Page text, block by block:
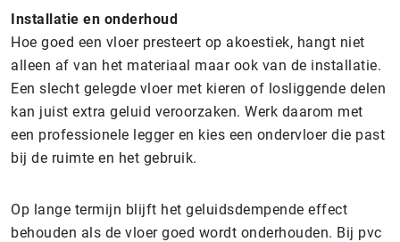
Installatie en onderhoud
Hoe goed een vloer presteert op akoestiek, hangt niet
alleen af van het materiaal maar ook van de installatie.
Een slecht gelegde vloer met kieren of losliggende delen
kan juist extra geluid veroorzaken. Werk daarom met
een professionele legger en kies een ondervloer die past
bij de ruimte en het gebruik.
Op lange termijn blijft het geluidsdempende effect
behouden als de vloer goed wordt onderhouden. Bij pvc